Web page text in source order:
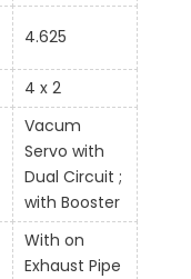
4.625
4 x 2
Vacum
Servo with
Dual Circuit ;
with Booster
With on
Exhaust Pipe